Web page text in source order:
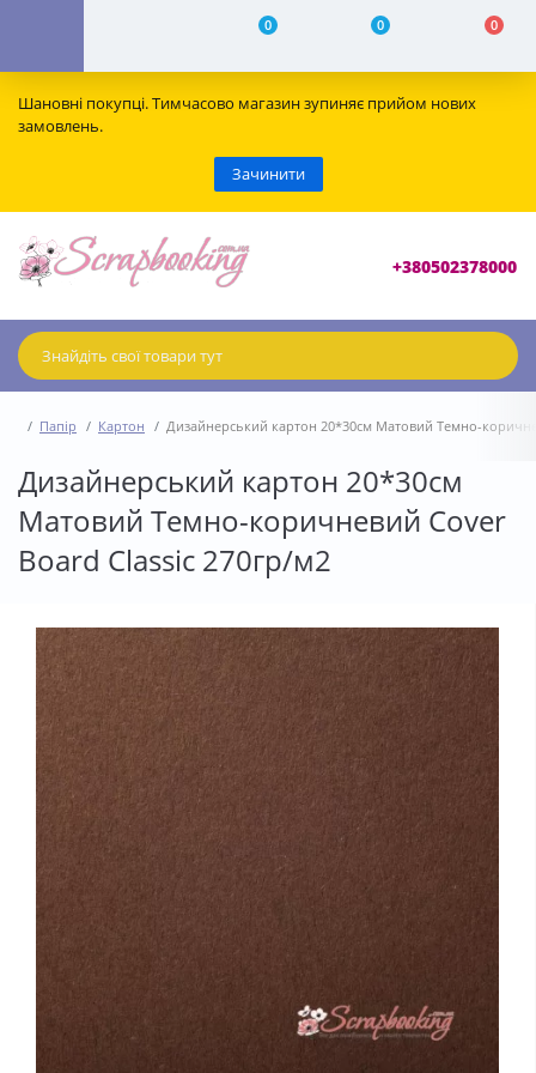
0 0 0
Шановні покупці. Тимчасово магазин зупиняє прийом нових
замовлень.
Зачинити
+380502378000
Папір Картон Дизайнерський картон 20*30см Матовий Темно-
Дизайнерський картон 20*30см
Матовий Темно-коричневий Сover
Board Classic 270гр/м2